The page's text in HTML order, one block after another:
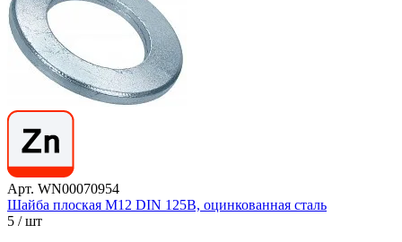
Арт. WN00070954
Шайба плоская М12 DIN 125B, оцинкованная сталь
5 / шт